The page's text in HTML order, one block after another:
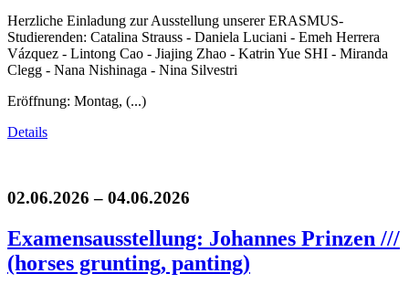
Herzliche Einladung zur Ausstellung unserer ERASMUS-
Studierenden: Catalina Strauss - Daniela Luciani - Emeh Herrera
Vázquez - Lintong Cao - Jiajing Zhao - Katrin Yue SHI - Miranda
Clegg - Nana Nishinaga - Nina Silvestri
Eröffnung: Montag, (...)
Details
02.06.2026 – 04.06.2026
Examensausstellung: Johannes Prinzen ///
(horses grunting, panting)